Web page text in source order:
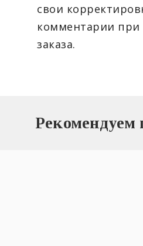
свои
комментарии
заказа.
Рекомендуем